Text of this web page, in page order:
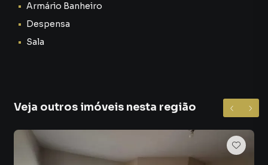
Armário Banheiro
Despensa
Sala
Veja outros imóveis nesta região